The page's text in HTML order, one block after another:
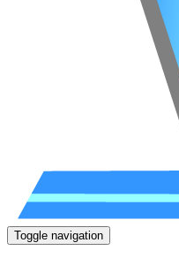
Toggle navigation